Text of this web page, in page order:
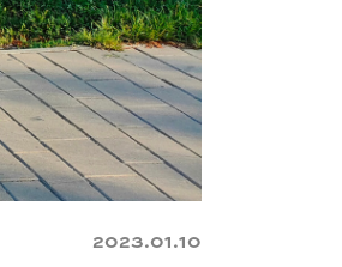
2023.01.10